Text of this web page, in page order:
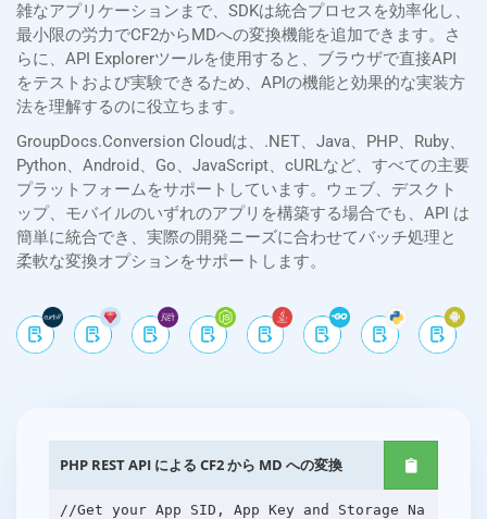
雑なアプリケーションまで、SDKは統合プロセスを効率化し、
最小限の労力でCF2からMDへの変換機能を追加できます。さ
らに、API Explorerツールを使用すると、ブラウザで直接API
をテストおよび実験できるため、APIの機能と効果的な実装方
法を理解するのに役立ちます。
GroupDocs.Conversion Cloudは、.NET、Java、PHP、Ruby、
Python、Android、Go、JavaScript、cURLなど、すべての主要
プラットフォームをサポートしています。ウェブ、デスクト
ップ、モバイルのいずれのアプリを構築する場合でも、API は
簡単に統合でき、実際の開発ニーズに合わせてバッチ処理と
柔軟な変換オプションをサポートします。
PHP REST API による CF2 から MD への変換
//Get your App SID, App Key and Storage Na